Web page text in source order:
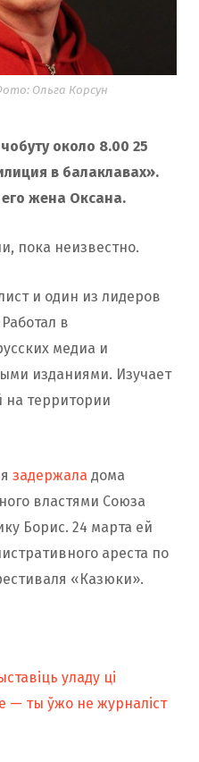
Ольга Корсун
около 8.00 25
в балаклавах».
его жена Оксана.
пока неизвестно.
и один из лидеров
в
медиа и
изданиями. Изучает
территории
задержала дома
властями Союза
Борис. 24 марта ей
ареста по
«Казюки».
уладу ці
— ты ўжо не журналіст